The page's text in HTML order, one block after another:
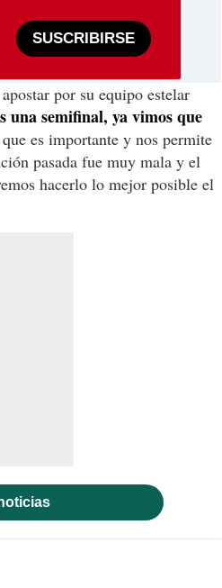
SUSCRIBIRSE
por su equipo estelar
una semifinal, ya vimos que
es importante y nos permite
pasada fue muy mala y el
hacerlo lo mejor posible el